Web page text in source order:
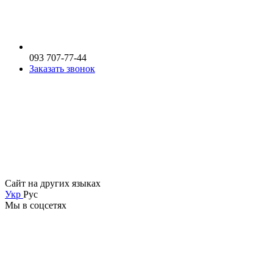
093 707-77-44
Заказать звонок
Сайт на других языках
Укр Рус
Мы в соцсетях